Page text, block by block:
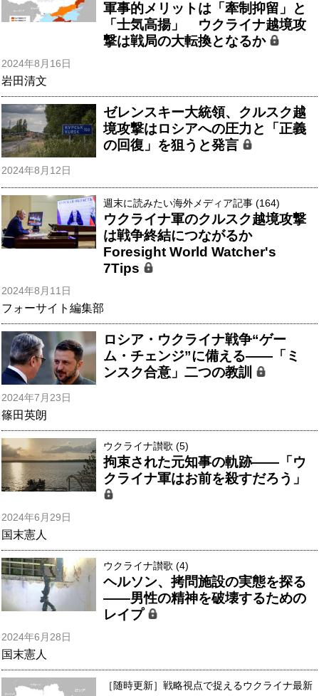
軍事的メリットは「牽制抑留」と
「士気高揚」 ウクライナ越境攻
撃は戦局の大転換となるか
2024年8月16日
岩田清文
ゼレンスキー大統領、クルスク越
境攻撃はロシアへの圧力と「正義
の回復」を狙うと発言
2024年8月12日
週末に読みたい海外メディア記事 (164)
ウクライナ軍のクルスク越境攻撃
は戦争終結につながるか
Foresight World Watcher's
7Tips
2024年8月11日
フォーサイト編集部
ロシア・ウクライナ戦争“ゲー
ム・チェンジ”に備える――「ミ
ンスク合意」二つの教訓
2024年7月23日
篠田英朗
ウクライナ讃歌 (5)
拘束された元知事の軌跡――「ウ
クライナ軍はお前を殺すだろう」
2024年6月29日
国末憲人
ウクライナ讃歌 (4)
ヘルソン、拷問施設の実態を探る
――男性の精神を破壊するための
レイプ
2024年6月28日
国末憲人
［随時更新］戦略視点で捉えるウクライナ最新